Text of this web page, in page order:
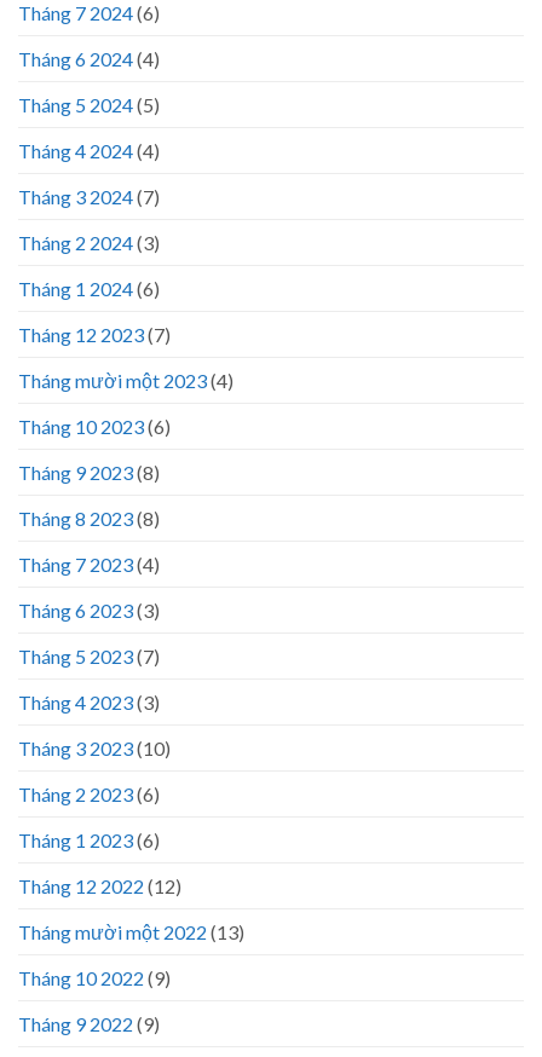
Tháng 7 2024(6)
Tháng 6 2024(4)
Tháng 5 2024(5)
Tháng 4 2024(4)
Tháng 3 2024(7)
Tháng 2 2024(3)
Tháng 1 2024(6)
Tháng 12 2023(7)
Tháng mười một 2023(4)
Tháng 10 2023(6)
Tháng 9 2023(8)
Tháng 8 2023(8)
Tháng 7 2023(4)
Tháng 6 2023(3)
Tháng 5 2023(7)
Tháng 4 2023(3)
Tháng 3 2023(10)
Tháng 2 2023(6)
Tháng 1 2023(6)
Tháng 12 2022 (12)
Tháng mười một 2022 (13)
Tháng 10 2022 (9)
Tháng 9 2022 (9)